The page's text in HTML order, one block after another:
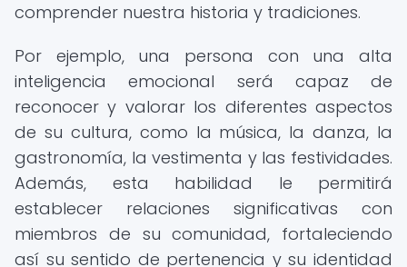
comprender nuestra historia y tradiciones.
Por ejemplo, una persona con una alta
inteligencia emocional será capaz de
reconocer y valorar los diferentes aspectos
de su cultura, como la música, la danza, la
gastronomía, la vestimenta y las festividades.
Además, esta habilidad le permitirá
establecer relaciones significativas con
miembros de su comunidad, fortaleciendo
así su sentido de pertenencia y su identidad